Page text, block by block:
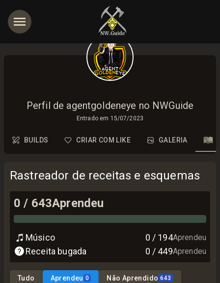
Perfil de agentgoldeneye no NWGuide
Entrado em 15/07/2023
BUILDS CRIAR COM LIKE GALERIA
Rastreador de receitas e esquemas
0 / 643Aprendeu
Músico 0 / 194Aprendeu
Receita bugada 0 / 449Aprendeu
Tudo Aprendeu 0 Não Aprendido 643